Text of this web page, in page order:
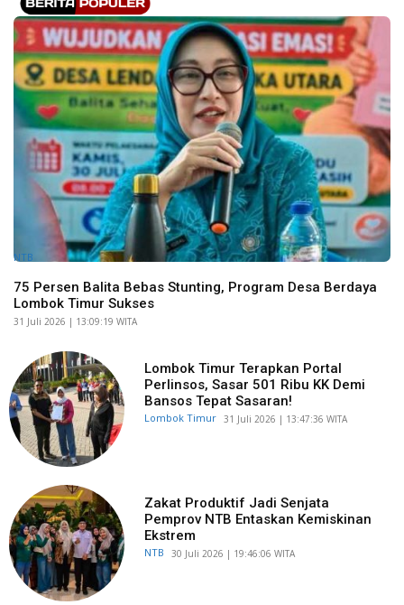
NTB
75 Persen Balita Bebas Stunting, Program Desa Berdaya
Lombok Timur Sukses
​31 Juli 2026 | 13:09:19 WITA
Lombok Timur Terapkan Portal
Perlinsos, Sasar 501 Ribu KK Demi
Bansos Tepat Sasaran!
Lombok Timur ​31 Juli 2026 | 13:47:36 WITA
Zakat Produktif Jadi Senjata
Pemprov NTB Entaskan Kemiskinan
Ekstrem
NTB ​30 Juli 2026 | 19:46:06 WITA